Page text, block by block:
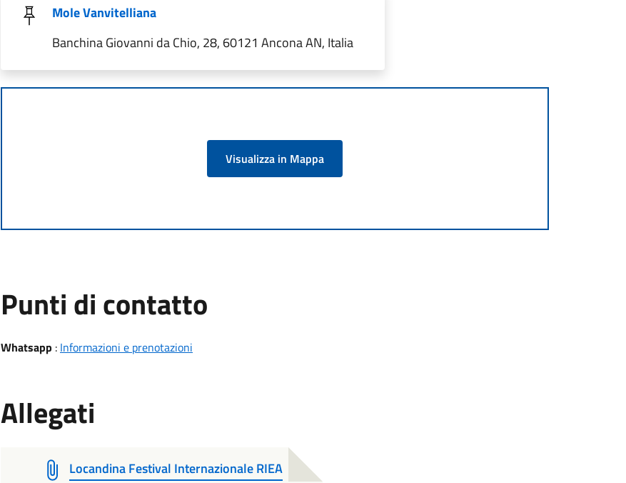
Mole Vanvitelliana
Banchina Giovanni da Chio, 28, 60121 Ancona AN, Italia
Visualizza in Mappa
Punti di contatto
Whatsapp : Informazioni e prenotazioni
Allegati
Locandina Festival Internazionale RIEA